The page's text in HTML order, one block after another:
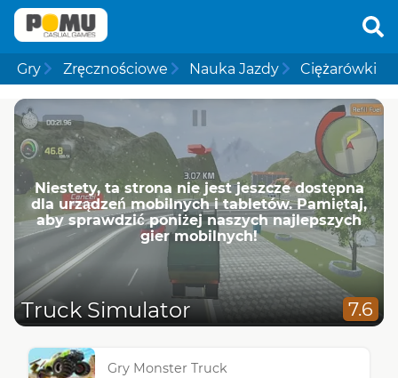
Gry Zręcznościowe Nauka Jazdy Ciężarówki
Niestety, ta strona nie jest jeszcze dostępna
dla urządzeń mobilnych i tabletów. Pamiętaj,
aby sprawdzić poniżej naszych najlepszych
gier mobilnych!
Truck Simulator 7.6
Gry Monster Truck